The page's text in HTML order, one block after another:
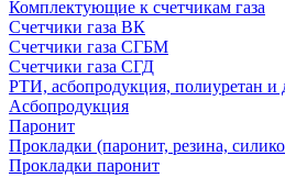
Комплектующие к счетчикам газа
Счетчики газа ВК
Счетчики газа СГБМ
Счетчики газа СГД
РТИ, асбопродукция, полиуретан и
Асбопродукция
Паронит
Прокладки (паронит, резина,
Прокладки паронит